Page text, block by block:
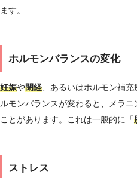
ます。
ホルモンバランスの変化
妊娠や閉経、あるいはホルモン補
ルモンバランスが変わると、メラ
ことがあります。これは一般的に「
ストレス